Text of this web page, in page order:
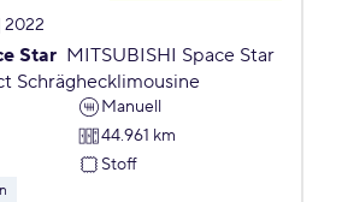
2022
Star MITSUBISHI Space Star
Schräghecklimousine
Manuell
44.961 km
Stoff